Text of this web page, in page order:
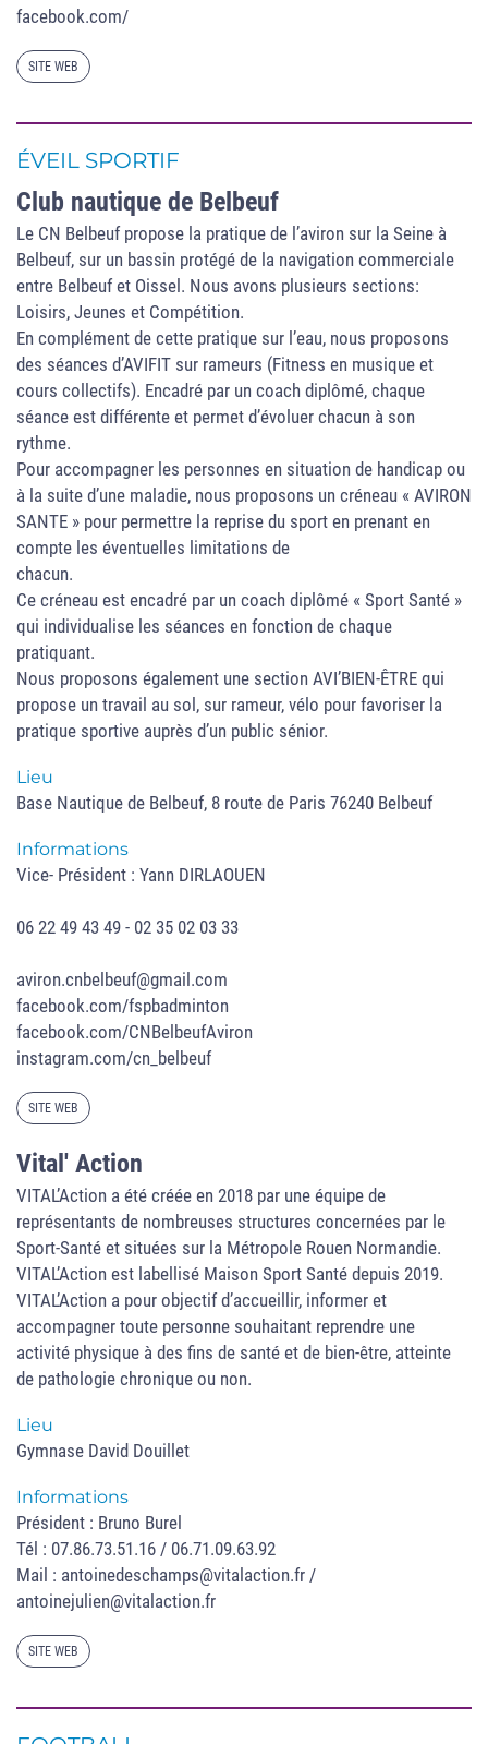
facebook.com/
SITE WEB
ÉVEIL SPORTIF
Club nautique de Belbeuf
Le CN Belbeuf propose la pratique de l’aviron sur la Seine à
Belbeuf, sur un bassin protégé de la navigation commerciale
entre Belbeuf et Oissel. Nous avons plusieurs sections:
Loisirs, Jeunes et Compétition.
En complément de cette pratique sur l’eau, nous proposons
des séances d’AVIFIT sur rameurs (Fitness en musique et
cours collectifs). Encadré par un coach diplômé, chaque
séance est différente et permet d’évoluer chacun à son
rythme.
Pour accompagner les personnes en situation de handicap ou
à la suite d’une maladie, nous proposons un créneau « AVIRON
SANTE » pour permettre la reprise du sport en prenant en
compte les éventuelles limitations de
chacun.
Ce créneau est encadré par un coach diplômé « Sport Santé »
qui individualise les séances en fonction de chaque
pratiquant.
Nous proposons également une section AVI’BIEN-ÊTRE qui
propose un travail au sol, sur rameur, vélo pour favoriser la
pratique sportive auprès d’un public sénior.
Lieu
Base Nautique de Belbeuf, 8 route de Paris 76240 Belbeuf
Informations
Vice- Président : Yann DIRLAOUEN
06 22 49 43 49 - 02 35 02 03 33
aviron.cnbelbeuf@gmail.com
facebook.com/fspbadminton
facebook.com/CNBelbeufAviron
instagram.com/cn_belbeuf
SITE WEB
Vital' Action
VITAL’Action a été créée en 2018 par une équipe de
représentants de nombreuses structures concernées par le
Sport-Santé et situées sur la Métropole Rouen Normandie.
VITAL’Action est labellisé Maison Sport Santé depuis 2019.
VITAL’Action a pour objectif d’accueillir, informer et
accompagner toute personne souhaitant reprendre une
activité physique à des fins de santé et de bien-être, atteinte
de pathologie chronique ou non.
Lieu
Gymnase David Douillet
Informations
Président : Bruno Burel
Tél : 07.86.73.51.16 / 06.71.09.63.92
Mail : antoinedeschamps@vitalaction.fr /
antoinejulien@vitalaction.fr
SITE WEB